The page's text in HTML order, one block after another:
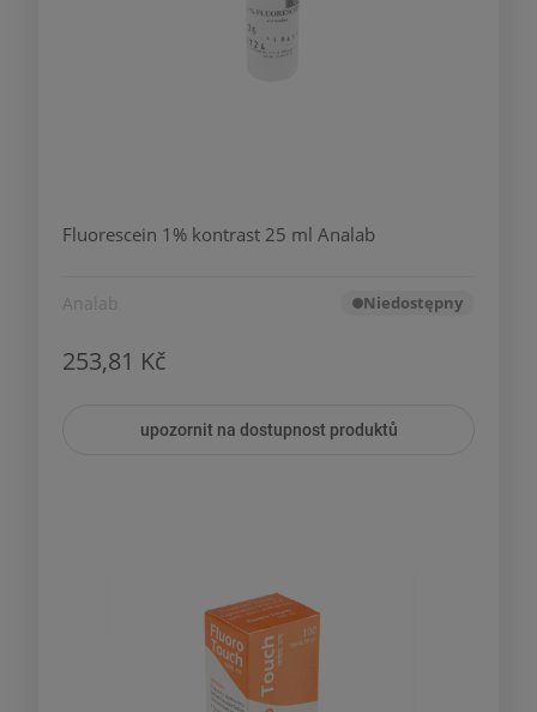
Fluorescein 1% kontrast 25 ml Analab
Analab Niedostępny
253,81 Kč
upozornit na dostupnost produktů